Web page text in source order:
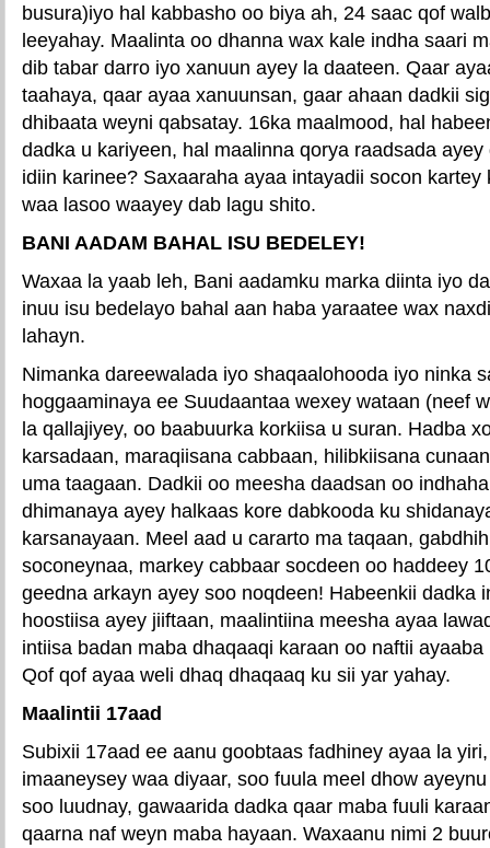
busura)iyo hal kabbasho oo biya ah, 24 saac qof
leeyahay. Maalinta oo dhanna wax kale indha saari
dib tabar darro iyo xanuun ayey la daateen. Qaar
taahaya, qaar ayaa xanuunsan, gaar ahaan dadkii
dhibaata weyni qabsatay. 16ka maalmood, hal
dadka u kariyeen, hal maalinna qorya raadsada
idiin karinee? Saxaaraha ayaa intayadii socon kartey
waa lasoo waayey dab lagu shito.
BANI AADAM BAHAL ISU BEDELEY!
Waxaa la yaab leh, Bani aadamku marka diinta iyo
inuu isu bedelayo bahal aan haba yaraatee wax
lahayn.
Nimanka dareewalada iyo shaqaalohooda iyo ninka
hoggaaminaya ee Suudaantaa wexey wataan (neef
la qallajiyey, oo baabuurka korkiisa u suran. Hadba
karsadaan, maraqiisana cabbaan, hilibkiisana
uma taagaan. Dadkii oo meesha daadsan oo
dhimanaya ayey halkaas kore dabkooda ku
karsanayaan. Meel aad u cararto ma taqaan,
soconeynaa, markey cabbaar socdeen oo haddeey
geedna arkayn ayey soo noqdeen! Habeenkii dadka
hoostiisa ayey jiiftaan, maalintiina meesha ayaa
intiisa badan maba dhaqaaqi karaan oo naftii
Qof qof ayaa weli dhaq dhaqaaq ku sii yar yahay.
Maalintii 17aad
Subixii 17aad ee aanu goobtaas fadhiney ayaa la
imaaneysey waa diyaar, soo fuula meel dhow
soo luudnay, gawaarida dadka qaar maba fuuli
qaarna naf weyn maba hayaan. Waxaanu nimi 2